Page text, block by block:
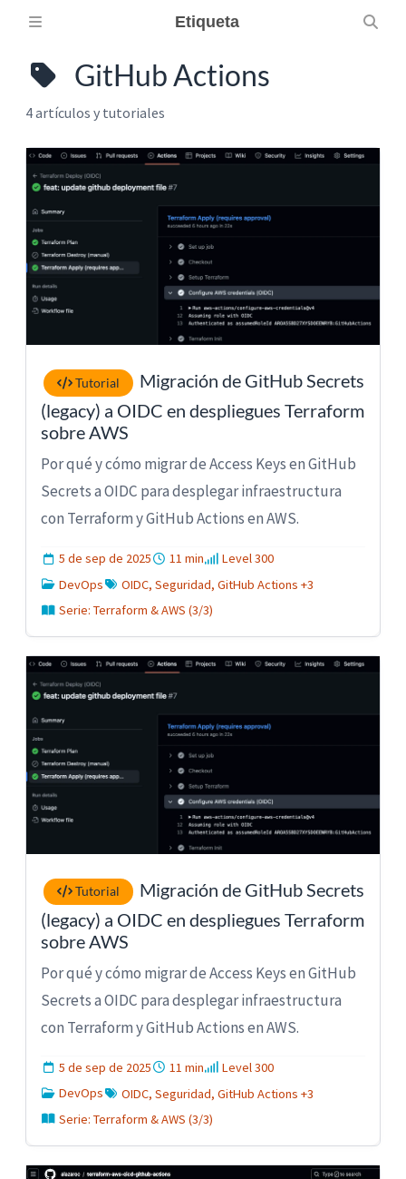
Etiqueta
GitHub Actions
4 artículos y tutoriales
Tutorial
Migración de GitHub Secrets
(legacy) a OIDC en despliegues Terraform
sobre AWS
Por qué y cómo migrar de Access Keys en GitHub
Secrets a OIDC para desplegar infraestructura
con Terraform y GitHub Actions en AWS.
5 de sep de 2025 11 min
Level 300
DevOps
OIDC, Seguridad, GitHub Actions +3
Serie: Terraform & AWS (3/3)
Tutorial
Migración de GitHub Secrets
(legacy) a OIDC en despliegues Terraform
sobre AWS
Por qué y cómo migrar de Access Keys en GitHub
Secrets a OIDC para desplegar infraestructura
con Terraform y GitHub Actions en AWS.
5 de sep de 2025 11 min
Level 300
DevOps
OIDC, Seguridad, GitHub Actions +3
Serie: Terraform & AWS (3/3)